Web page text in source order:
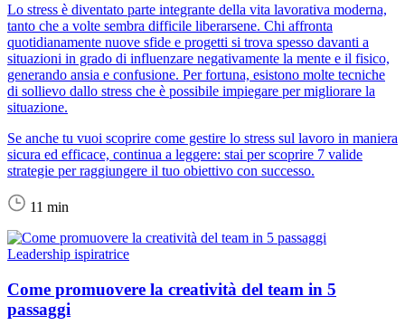
Lo stress è diventato parte integrante della vita lavorativa moderna,
tanto che a volte sembra difficile liberarsene. Chi affronta
quotidianamente nuove sfide e progetti si trova spesso davanti a
situazioni in grado di influenzare negativamente la mente e il fisico,
generando ansia e confusione. Per fortuna, esistono molte tecniche
di sollievo dallo stress che è possibile impiegare per migliorare la
situazione.
Se anche tu vuoi scoprire come gestire lo stress sul lavoro in maniera
sicura ed efficace, continua a leggere: stai per scoprire 7 valide
strategie per raggiungere il tuo obiettivo con successo.
11 min
Leadership ispiratrice
Come promuovere la creatività del team in 5
passaggi